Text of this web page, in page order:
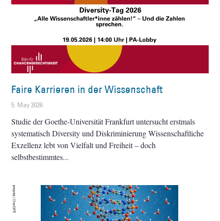
Faire Karrieren in der Wissenschaft
5. May 2026
Studie der Goethe-Universität Frankfurt untersucht erstmals
systematisch Diversity und Diskriminierung Wissenschaftliche
Exzellenz lebt von Vielfalt und Freiheit – doch
selbstbestimmtes